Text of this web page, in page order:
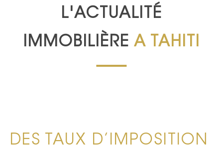
L'ACTUALITÉ
IMMOBILIÈRE A TAHITI
DES TAUX D’IMPOSITION